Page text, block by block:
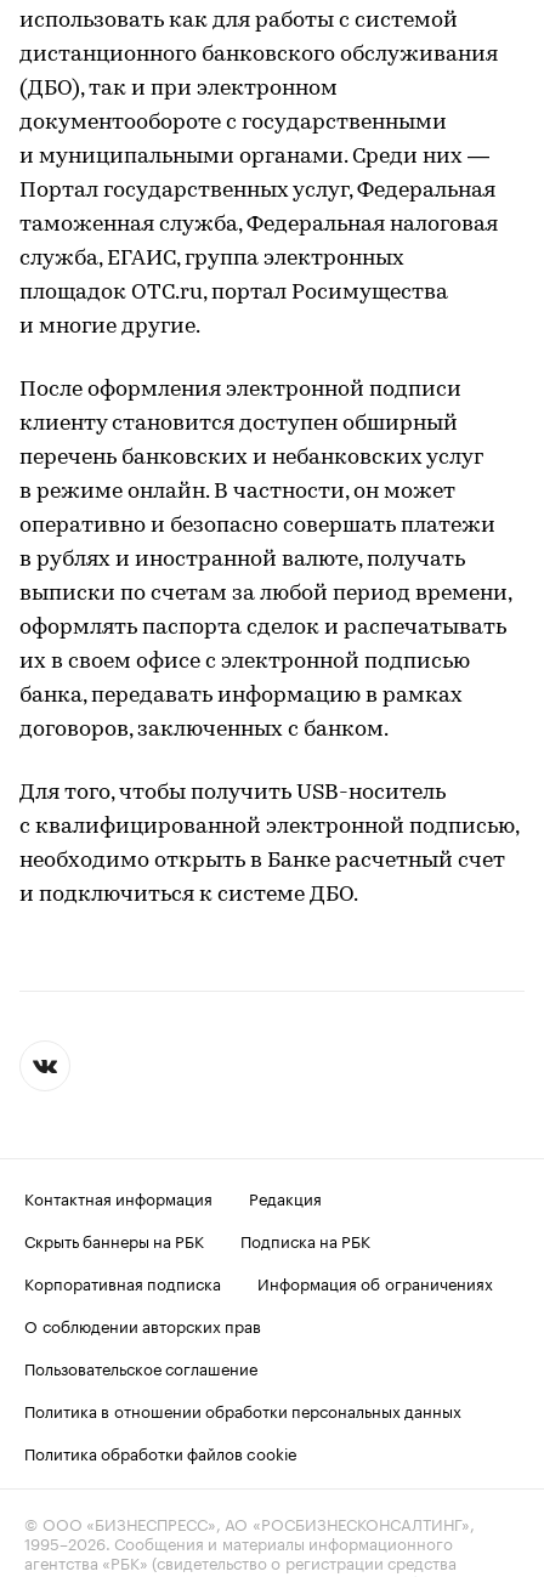
использовать как для работы с системой
дистанционного банковского обслуживания
(ДБО), так и при электронном
документообороте с государственными
и муниципальными органами. Среди них —
Портал государственных услуг, Федеральная
таможенная служба, Федеральная налоговая
служба, ЕГАИС, группа электронных
площадок OTC.ru, портал Росимущества
и многие другие.
После оформления электронной подписи
клиенту становится доступен обширный
перечень банковских и небанковских услуг
в режиме онлайн. В частности, он может
оперативно и безопасно совершать платежи
в рублях и иностранной валюте, получать
выписки по счетам за любой период времени,
оформлять паспорта сделок и распечатывать
их в своем офисе с электронной подписью
банка, передавать информацию в рамках
договоров, заключенных с банком.
Для того, чтобы получить USB-носитель
с квалифицированной электронной подписью,
необходимо открыть в Банке расчетный счет
и подключиться к системе ДБО.
Контактная информация
Редакция
Скрыть баннеры на РБК
Подписка на РБК
Корпоративная подписка
Информация об ограничениях
О соблюдении авторских прав
Пользовательское соглашение
Политика в отношении обработки персональных данных
Политика обработки файлов cookie
© ООО «БИЗНЕСПРЕСС», АО «РОСБИЗНЕСКОНСАЛТИНГ»,
1995–2026 . Сообщения и материалы информационного
агентства «РБК» (свидетельство о регистрации средства